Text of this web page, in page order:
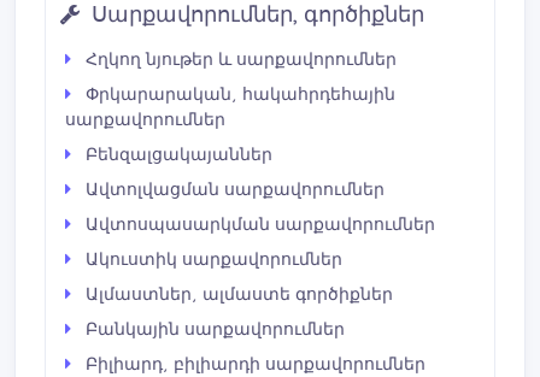
Սարքավորումներ, գործիքներ
Հղկող նյութեր և սարքավորումներ
Փրկարարական, հակահրդեհային
սարքավորումներ
Բենզալցակայաններ
Ավտոլվացման սարքավորումներ
Ավտոսպասարկման սարքավորումներ
Ակուստիկ սարքավորումներ
Ալմաստներ, ալմաստե գործիքներ
Բանկային սարքավորումներ
Բիլիարդ, բիլիարդի սարքավորումներ